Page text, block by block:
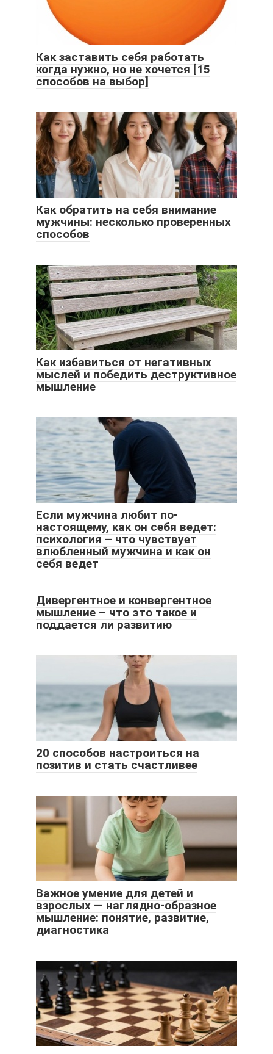
Как заставить себя работать
когда нужно, но не хочется [15
способов на выбор]
Как обратить на себя внимание
мужчины: несколько проверенных
способов
Как избавиться от негативных
мыслей и победить деструктивное
мышление
Если мужчина любит по-
настоящему, как он себя ведет:
психология – что чувствует
влюбленный мужчина и как он
себя ведет
Дивергентное и конвергентное
мышление – что это такое и
поддается ли развитию
20 способов настроиться на
позитив и стать счастливее
Важное умение для детей и
взрослых — наглядно-образное
мышление: понятие, развитие,
диагностика